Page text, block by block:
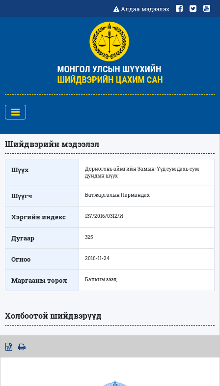
Алдаа мэдээлэх
Шийдвэрийн мэдээлэл
Шүүх
Дорноговь аймгийн Замын-Үүд сум дахь сум
дундын шүүх
Шүүгч Батжаргалын Нармандах
Хэргийн индекс 137/2016/0312/И
Дугаар 325
Огноо 2016-11-24
Маргааны төрөл Банкны зээл,
Холбоотой шийдвэрүүд